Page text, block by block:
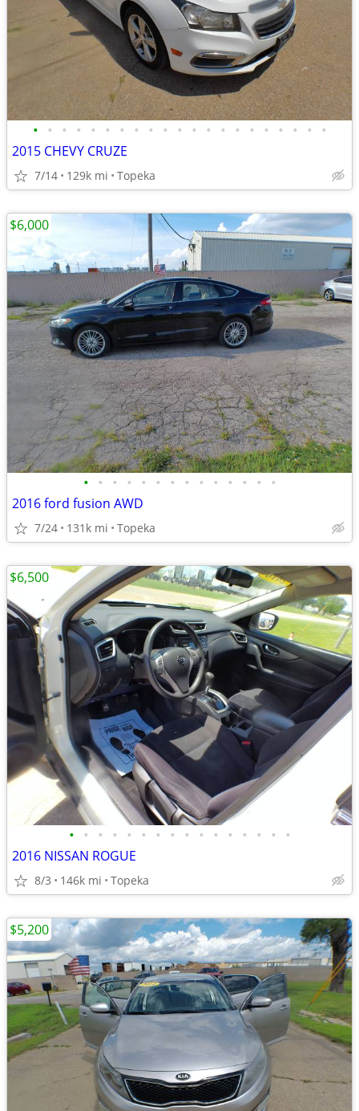
• • • • • • • • • • • • • • • • • • • • •
2015 CHEVY CRUZE
7/14 129k mi Topeka
• • • • • • • • • • • • • •
2016 ford fusion AWD
7/24 131k mi Topeka
$6,000
• • • • • • • • • • • • • • • •
2016 NISSAN ROGUE
8/3 146k mi Topeka
$6,500
$5,200